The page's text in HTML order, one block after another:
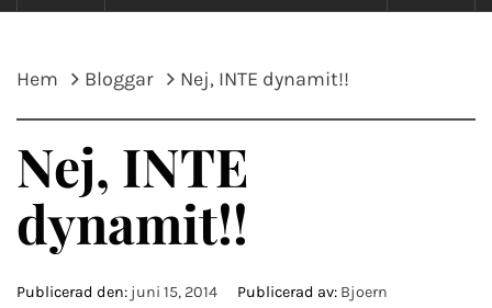
Hem Bloggar Nej, INTE dynamit!!
Nej, INTE
dynamit!!
Publicerad den: juni 15, 2014 Publicerad av: Bjoern